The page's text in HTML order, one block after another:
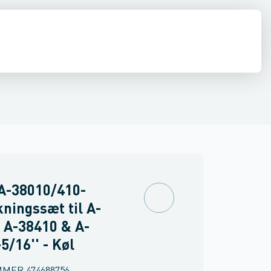
38010/410-
til A-
A-38410 & A-
5/16'' - Køl